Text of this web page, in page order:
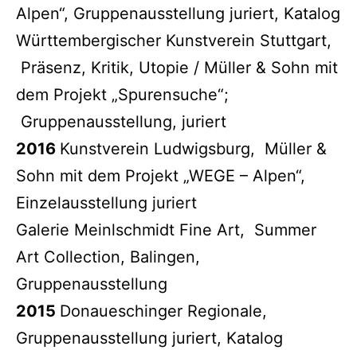
Alpen“, Gruppenausstellung juriert, Katalog
Württembergischer Kunstverein Stuttgart,
Präsenz, Kritik, Utopie / Müller & Sohn mit
dem Projekt „Spurensuche“;
Gruppenausstellung, juriert
2016 Kunstverein Ludwigsburg, Müller &
Sohn mit dem Projekt „WEGE – Alpen“,
Einzelausstellung juriert
Galerie Meinlschmidt Fine Art, Summer
Art Collection, Balingen,
Gruppenausstellung
2015 Donaueschinger Regionale,
Gruppenausstellung juriert, Katalog